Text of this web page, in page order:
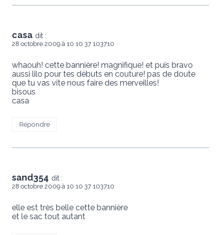
casa dit :
28 octobre 2009 à 10 10 37 103710
whaouh! cette bannière! magnifique! et puis bravo
aussi lilo pour tes débuts en couture! pas de doute
que tu vas vite nous faire des merveilles!
bisous
casa
Répondre
sand354 dit :
28 octobre 2009 à 10 10 37 103710
elle est très belle cette bannière
et le sac tout autant